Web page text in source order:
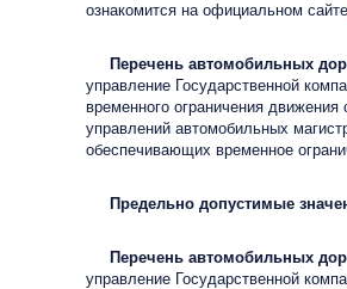
ознакомится на официальном
Перечень автомобильных
управление Государственной
временного ограничения
управлений автомобильных
обеспечивающих временное
Предельно допустимые
Перечень автомобильных
управление Государственной